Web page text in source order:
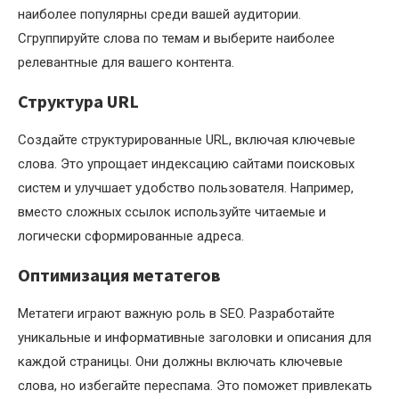
наиболее популярны среди вашей аудитории.
Сгруппируйте слова по темам и выберите наиболее
релевантные для вашего контента.
Структура URL
Создайте структурированные URL, включая ключевые
слова. Это упрощает индексацию сайтами поисковых
систем и улучшает удобство пользователя. Например,
вместо сложных ссылок используйте читаемые и
логически сформированные адреса.
Оптимизация метатегов
Метатеги играют важную роль в SEO. Разработайте
уникальные и информативные заголовки и описания для
каждой страницы. Они должны включать ключевые
слова, но избегайте переспама. Это поможет привлекать